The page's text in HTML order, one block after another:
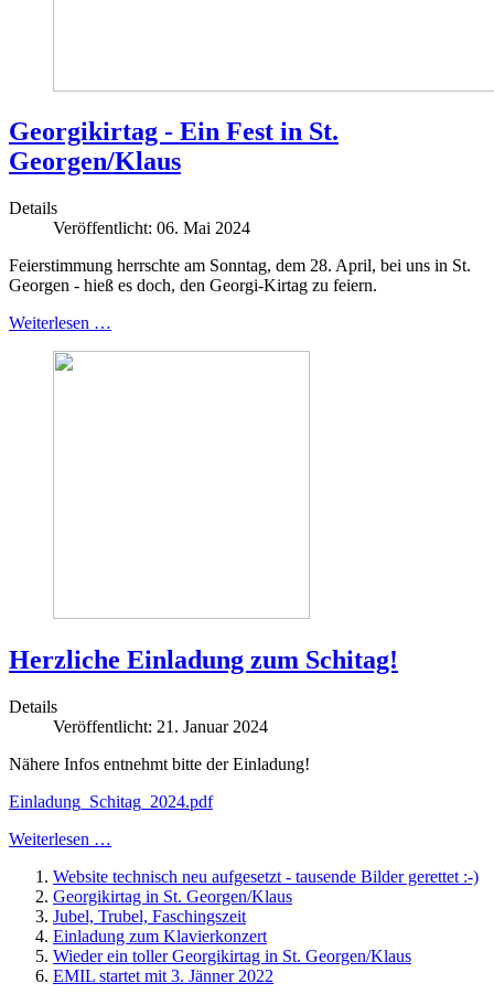
Georgikirtag - Ein Fest in St.
Georgen/Klaus
Details
Veröffentlicht: 06. Mai 2024
Feierstimmung herrschte am Sonntag, dem 28. April, bei uns in St.
Georgen - hieß es doch, den Georgi-Kirtag zu feiern.
Weiterlesen …
Herzliche Einladung zum Schitag!
Details
Veröffentlicht: 21. Januar 2024
Nähere Infos entnehmt bitte der Einladung!
Einladung_Schitag_2024.pdf
Weiterlesen …
Website technisch neu aufgesetzt - tausende Bilder gerettet :-)
Georgikirtag in St. Georgen/Klaus
Jubel, Trubel, Faschingszeit
Einladung zum Klavierkonzert
Wieder ein toller Georgikirtag in St. Georgen/Klaus
EMIL startet mit 3. Jänner 2022